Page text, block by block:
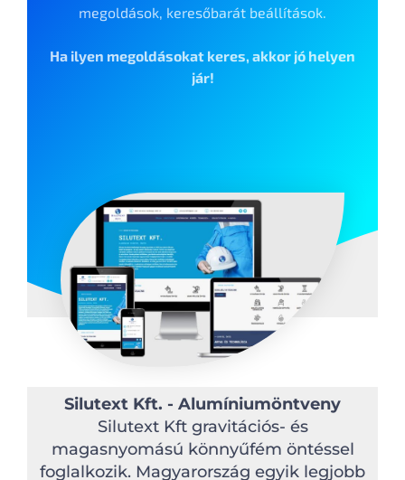
megoldások, keresőbarát beállítások.
Ha ilyen megoldásokat keres, akkor jó helyen
jár!
Silutext Kft. - Alumíniumöntveny
Silutext Kft gravitációs- és
magasnyomású könnyűfém öntéssel
foglalkozik. Magyarország egyik legjobb